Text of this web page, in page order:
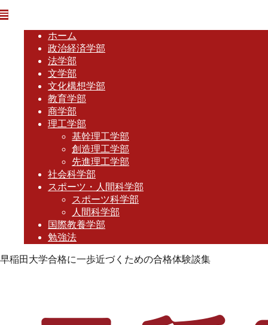
ホーム
政治経済学部
法学部
文学部
文化構想学部
教育学部
商学部
理工学部
基幹理工学部
創造理工学部
先進理工学部
社会科学部
スポーツ・人間科学部
スポーツ科学部
人間科学部
国際教養学部
勉強法
早稲田大学合格に一歩近づくための合格体験談集